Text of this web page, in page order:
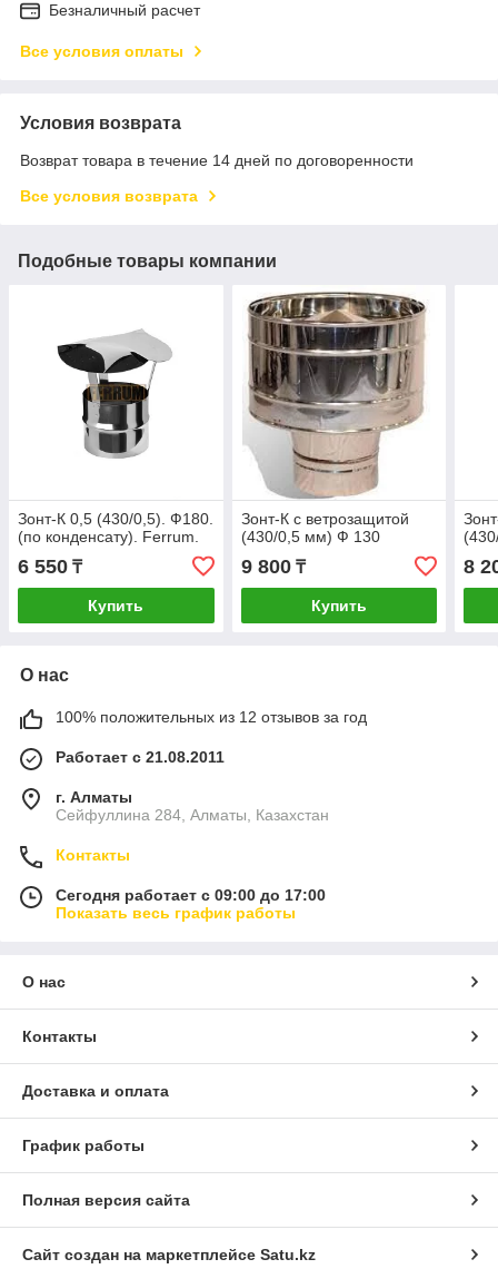
Безналичный расчет
Все условия оплаты
Условия возврата
Возврат товара в течение 14 дней по договоренности
Все условия возврата
Подобные товары компании
Зонт-К 0,5 (430/0,5). Ф180.
(по конденсату). Ferrum.
6 550 ₸
Купить
Зонт-К с ветрозащитой
(430/0,5 мм) Ф 130
9 800₸
Купить
8
О нас
100% положительных из 12 отзывов за год
Работает с 21.08.2011
г. Алматы
Сейфуллина 284, Алматы, Казахстан
Контакты
Сегодня работает с 09:00 до 17:00
Показать весь график работы
О нас
Контакты
Доставка и оплата
График работы
Полная версия сайта
Сайт создан на маркетплейсе Satu.kz